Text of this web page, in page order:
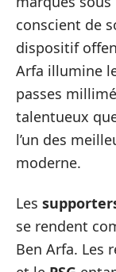
conscient de
dispositif
Arfa illumine
passes
talentueux
l’un des
moderne.
Les
se rendent
Ben Arfa. Les